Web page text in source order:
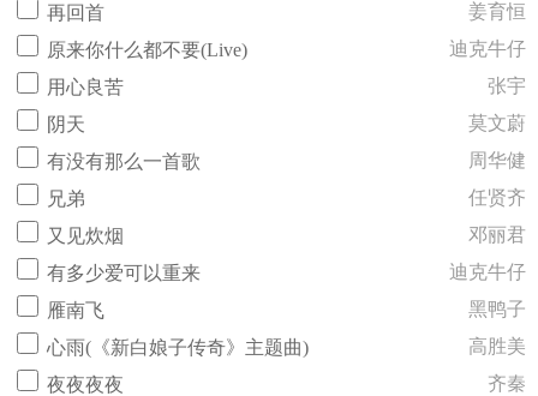
再回首
姜育恒
原来你什么都不要(Live)
迪克牛仔
用心良苦
张宇
阴天
莫文蔚
有没有那么一首歌
周华健
兄弟
任贤齐
又见炊烟
邓丽君
有多少爱可以重来
迪克牛仔
雁南飞
黑鸭子
心雨(《新白娘子传奇》主题曲)
高胜美
夜夜夜夜
齐秦